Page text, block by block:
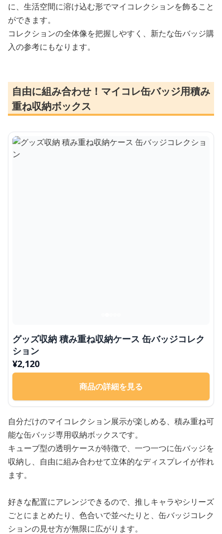
に、生活空間に溶け込む形でマイコレクションを飾ること
ができます。
コレクションの全体像を把握しやすく、新たな缶バッジ購
入の参考にもなります。
自由に組み合わせ！マイコレ缶バッジ用積み
重ね収納ボックス
グッズ収納 積み重ね収納ケース 缶バッジコレク
ション
¥2,120
商品の詳細を見る
自分だけのマイコレクション展示が楽しめる、積み重ね可
能な缶バッジ専用収納ボックスです。
キューブ型の透明ケースが特徴で、一つ一つに缶バッジを
収納し、自由に組み合わせて立体的なディスプレイが作れ
ます。
好きな配置にアレンジできるので、推しキャラやシリーズ
ごとにまとめたり、色合いで並べたりと、缶バッジコレク
ションの見せ方が無限に広がります。